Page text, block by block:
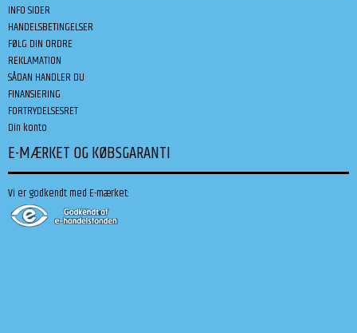
INFO SIDER
HANDELSBETINGELSER
FØLG DIN ORDRE
REKLAMATION
SÅDAN HANDLER DU
FINANSIERING
FORTRYDELSESRET
Din konto
E-MÆRKET OG KØBSGARANTI
Vi er godkendt med E-mærket: